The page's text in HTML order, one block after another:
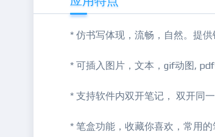
* 仿书写体现，流畅，自然。提
* 可插入图片，文本，gif动图,
* 支持软件内双开笔记， 双开同
* 笔盒功能，收藏你喜欢，常用